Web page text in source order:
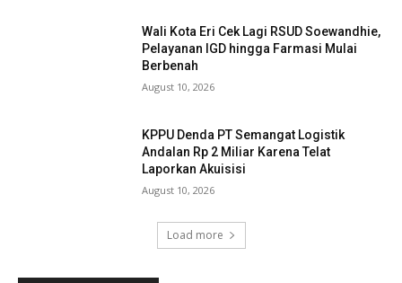
Wali Kota Eri Cek Lagi RSUD Soewandhie,
Pelayanan IGD hingga Farmasi Mulai
Berbenah
August 10, 2026
KPPU Denda PT Semangat Logistik
Andalan Rp 2 Miliar Karena Telat
Laporkan Akuisisi
August 10, 2026
Load more